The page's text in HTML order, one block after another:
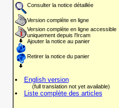
Consulter la notice détaillée
Version complète en ligne
Version complète en ligne accessible
uniquement depuis l'Ircam
Ajouter la notice au panier
Retirer la notice du panier
English version
(full translation not yet available)
Liste complète des articles